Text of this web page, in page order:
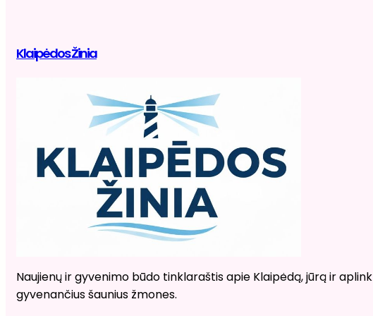
Klaipėdos Žinia
Naujienų ir gyvenimo būdo tinklaraštis apie Klaipėdą, jūrą ir aplink
gyvenančius šaunius žmones.